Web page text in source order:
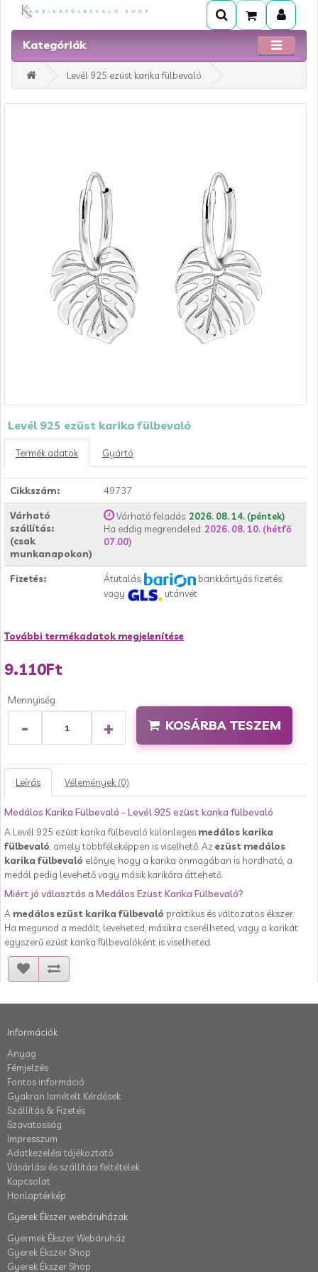
Kategóriák
Levél 925 ezüst karika fülbevaló
Levél 925 ezüst karika fülbevaló
Termék adatok Gyártó
Cikkszám: 49737
Várható
szállítás:
(csak
munkanapokon)
Várható feladás: 2026. 08. 14. (péntek)
Ha eddig megrendeled: 2026. 08. 10. (hétfő
07.00)
Fizetés: Átutalás,
bankkártyás fizetés
vagy
utánvét
További termékadatok megjelenítése
9.110Ft
Mennyiség
- + KOSÁRBA TESZEM
Leírás Vélemények (0)
Medálos Karika Fülbevaló - Levél 925 ezüst karika fülbevaló
A Levél 925 ezüst karika fülbevaló különleges medálos karika
fülbevaló , amely többféleképpen is viselhető. Az ezüst medálos
karika fülbevaló előnye, hogy a karika önmagában is hordható, a
medál pedig levehető vagy másik karikára áttehető.
Miért jó választás a Medálos Ezüst Karika Fülbevaló?
A medálos ezüst karika fülbevaló praktikus és változatos ékszer.
Ha megunod a medált, leveheted, másikra cserélheted, vagy a karikát
egyszerű ezüst karika fülbevalóként is viselheted.
Információk
Anyag
Fémjelzés
Fontos információ
Gyakran Ismételt Kérdések
Szállítás & Fizetés
Szavatosság
Impresszum
Adatkezelési tájékoztató
Vásárlási és szállítási feltételek
Kapcsolat
Honlaptérkép
Gyerek Ékszer webáruházak
Gyermek Ékszer Webáruház
Gyerek Ékszer Shop
Gyerek Ékszer Shop